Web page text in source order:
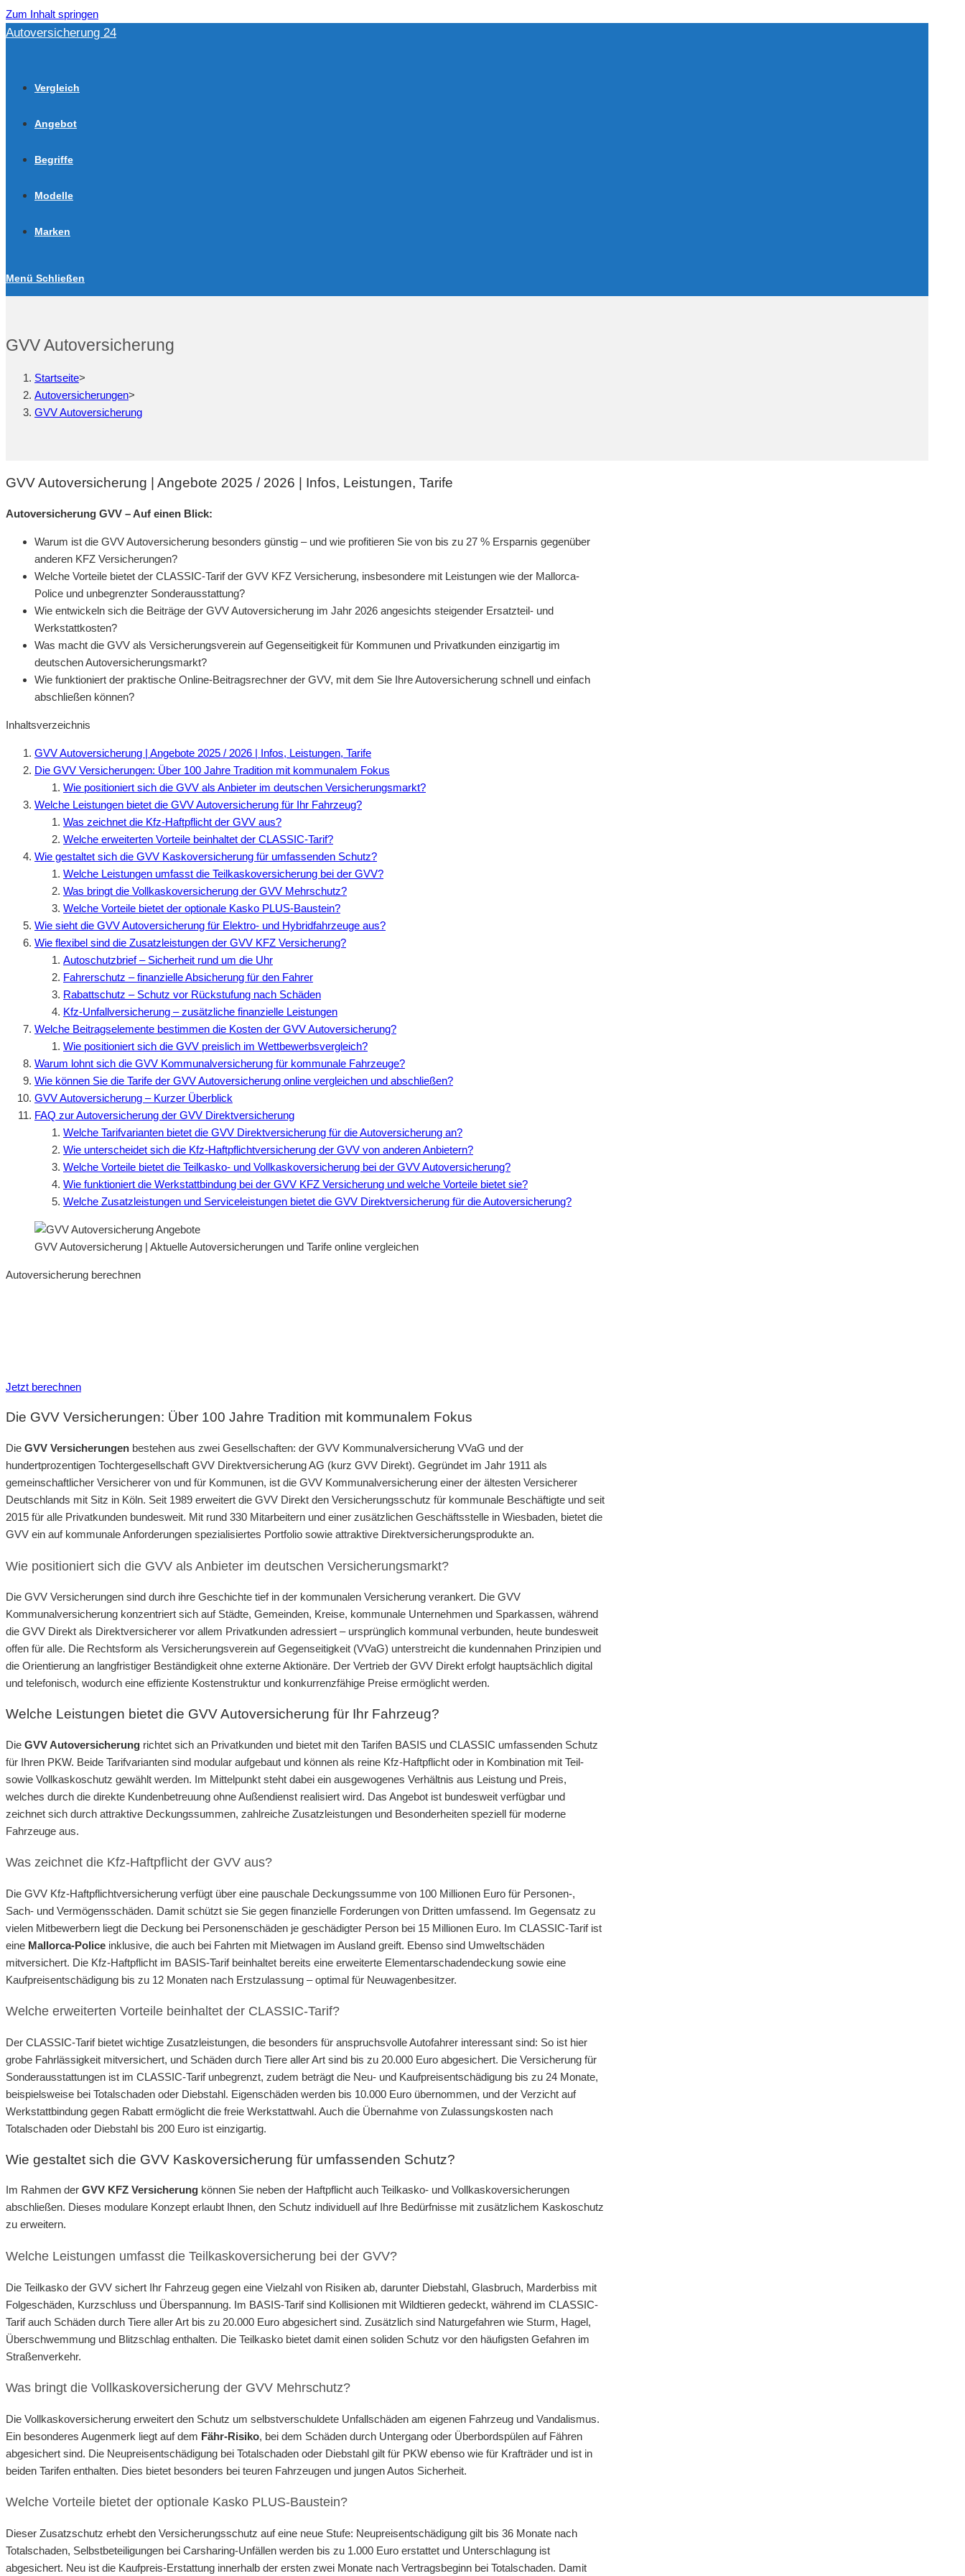
Zum Inhalt springen
Autoversicherung 24
Vergleich
Angebot
Begriffe
Modelle
Marken
Menü Schließen
GVV Autoversicherung
Startseite>
Autoversicherungen>
GVV Autoversicherung
GVV Autoversicherung | Angebote 2025 / 2026 | Infos, Leistungen, Tarife
Autoversicherung GVV – Auf einen Blick:
Warum ist die GVV Autoversicherung besonders günstig – und wie profitieren Sie von bis zu 27 % Ersparnis gegenüber
anderen KFZ Versicherungen?
Welche Vorteile bietet der CLASSIC-Tarif der GVV KFZ Versicherung, insbesondere mit Leistungen wie der Mallorca-
Police und unbegrenzter Sonderausstattung?
Wie entwickeln sich die Beiträge der GVV Autoversicherung im Jahr 2026 angesichts steigender Ersatzteil- und
Werkstattkosten?
Was macht die GVV als Versicherungsverein auf Gegenseitigkeit für Kommunen und Privatkunden einzigartig im
deutschen Autoversicherungsmarkt?
Wie funktioniert der praktische Online-Beitragsrechner der GVV, mit dem Sie Ihre Autoversicherung schnell und einfach
abschließen können?
Inhaltsverzeichnis
GVV Autoversicherung | Angebote 2025 / 2026 | Infos, Leistungen, Tarife
Die GVV Versicherungen: Über 100 Jahre Tradition mit kommunalem Fokus
Wie positioniert sich die GVV als Anbieter im deutschen Versicherungsmarkt?
Welche Leistungen bietet die GVV Autoversicherung für Ihr Fahrzeug?
Was zeichnet die Kfz-Haftpflicht der GVV aus?
Welche erweiterten Vorteile beinhaltet der CLASSIC-Tarif?
Wie gestaltet sich die GVV Kaskoversicherung für umfassenden Schutz?
Welche Leistungen umfasst die Teilkaskoversicherung bei der GVV?
Was bringt die Vollkaskoversicherung der GVV Mehrschutz?
Welche Vorteile bietet der optionale Kasko PLUS-Baustein?
Wie sieht die GVV Autoversicherung für Elektro- und Hybridfahrzeuge aus?
Wie flexibel sind die Zusatzleistungen der GVV KFZ Versicherung?
Autoschutzbrief – Sicherheit rund um die Uhr
Fahrerschutz – finanzielle Absicherung für den Fahrer
Rabattschutz – Schutz vor Rückstufung nach Schäden
Kfz-Unfallversicherung – zusätzliche finanzielle Leistungen
Welche Beitragselemente bestimmen die Kosten der GVV Autoversicherung?
Wie positioniert sich die GVV preislich im Wettbewerbsvergleich?
Warum lohnt sich die GVV Kommunalversicherung für kommunale Fahrzeuge?
Wie können Sie die Tarife der GVV Autoversicherung online vergleichen und abschließen?
GVV Autoversicherung – Kurzer Überblick
FAQ zur Autoversicherung der GVV Direktversicherung
Welche Tarifvarianten bietet die GVV Direktversicherung für die Autoversicherung an?
Wie unterscheidet sich die Kfz-Haftpflichtversicherung der GVV von anderen Anbietern?
Welche Vorteile bietet die Teilkasko- und Vollkaskoversicherung bei der GVV Autoversicherung?
Wie funktioniert die Werkstattbindung bei der GVV KFZ Versicherung und welche Vorteile bietet sie?
Welche Zusatzleistungen und Serviceleistungen bietet die GVV Direktversicherung für die Autoversicherung?
GVV Autoversicherung | Aktuelle Autoversicherungen und Tarife online vergleichen
Autoversicherung berechnen
Jetzt berechnen
Die GVV Versicherungen: Über 100 Jahre Tradition mit kommunalem Fokus
Die GVV Versicherungen bestehen aus zwei Gesellschaften: der GVV Kommunalversicherung VVaG und der
hundertprozentigen Tochtergesellschaft GVV Direktversicherung AG (kurz GVV Direkt). Gegründet im Jahr 1911 als
gemeinschaftlicher Versicherer von und für Kommunen, ist die GVV Kommunalversicherung einer der ältesten Versicherer
Deutschlands mit Sitz in Köln. Seit 1989 erweitert die GVV Direkt den Versicherungsschutz für kommunale Beschäftigte und seit
2015 für alle Privatkunden bundesweit. Mit rund 330 Mitarbeitern und einer zusätzlichen Geschäftsstelle in Wiesbaden, bietet die
GVV ein auf kommunale Anforderungen spezialisiertes Portfolio sowie attraktive Direktversicherungsprodukte an.
Wie positioniert sich die GVV als Anbieter im deutschen Versicherungsmarkt?
Die GVV Versicherungen sind durch ihre Geschichte tief in der kommunalen Versicherung verankert. Die GVV
Kommunalversicherung konzentriert sich auf Städte, Gemeinden, Kreise, kommunale Unternehmen und Sparkassen, während
die GVV Direkt als Direktversicherer vor allem Privatkunden adressiert – ursprünglich kommunal verbunden, heute bundesweit
offen für alle. Die Rechtsform als Versicherungsverein auf Gegenseitigkeit (VVaG) unterstreicht die kundennahen Prinzipien und
die Orientierung an langfristiger Beständigkeit ohne externe Aktionäre. Der Vertrieb der GVV Direkt erfolgt hauptsächlich digital
und telefonisch, wodurch eine effiziente Kostenstruktur und konkurrenzfähige Preise ermöglicht werden.
Welche Leistungen bietet die GVV Autoversicherung für Ihr Fahrzeug?
Die GVV Autoversicherung richtet sich an Privatkunden und bietet mit den Tarifen BASIS und CLASSIC umfassenden Schutz
für Ihren PKW. Beide Tarifvarianten sind modular aufgebaut und können als reine Kfz-Haftpflicht oder in Kombination mit Teil-
sowie Vollkaskoschutz gewählt werden. Im Mittelpunkt steht dabei ein ausgewogenes Verhältnis aus Leistung und Preis,
welches durch die direkte Kundenbetreuung ohne Außendienst realisiert wird. Das Angebot ist bundesweit verfügbar und
zeichnet sich durch attraktive Deckungssummen, zahlreiche Zusatzleistungen und Besonderheiten speziell für moderne
Fahrzeuge aus.
Was zeichnet die Kfz-Haftpflicht der GVV aus?
Die GVV Kfz-Haftpflichtversicherung verfügt über eine pauschale Deckungssumme von 100 Millionen Euro für Personen-,
Sach- und Vermögensschäden. Damit schützt sie Sie gegen finanzielle Forderungen von Dritten umfassend. Im Gegensatz zu
vielen Mitbewerbern liegt die Deckung bei Personenschäden je geschädigter Person bei 15 Millionen Euro. Im CLASSIC-Tarif ist
eine Mallorca-Police inklusive, die auch bei Fahrten mit Mietwagen im Ausland greift. Ebenso sind Umweltschäden
mitversichert. Die Kfz-Haftpflicht im BASIS-Tarif beinhaltet bereits eine erweiterte Elementarschadendeckung sowie eine
Kaufpreisentschädigung bis zu 12 Monaten nach Erstzulassung – optimal für Neuwagenbesitzer.
Welche erweiterten Vorteile beinhaltet der CLASSIC-Tarif?
Der CLASSIC-Tarif bietet wichtige Zusatzleistungen, die besonders für anspruchsvolle Autofahrer interessant sind: So ist hier
grobe Fahrlässigkeit mitversichert, und Schäden durch Tiere aller Art sind bis zu 20.000 Euro abgesichert. Die Versicherung für
Sonderausstattungen ist im CLASSIC-Tarif unbegrenzt, zudem beträgt die Neu- und Kaufpreisentschädigung bis zu 24 Monate,
beispielsweise bei Totalschaden oder Diebstahl. Eigenschäden werden bis 10.000 Euro übernommen, und der Verzicht auf
Werkstattbindung gegen Rabatt ermöglicht die freie Werkstattwahl. Auch die Übernahme von Zulassungskosten nach
Totalschaden oder Diebstahl bis 200 Euro ist einzigartig.
Wie gestaltet sich die GVV Kaskoversicherung für umfassenden Schutz?
Im Rahmen der GVV KFZ Versicherung können Sie neben der Haftpflicht auch Teilkasko- und Vollkaskoversicherungen
abschließen. Dieses modulare Konzept erlaubt Ihnen, den Schutz individuell auf Ihre Bedürfnisse mit zusätzlichem Kaskoschutz
zu erweitern.
Welche Leistungen umfasst die Teilkaskoversicherung bei der GVV?
Die Teilkasko der GVV sichert Ihr Fahrzeug gegen eine Vielzahl von Risiken ab, darunter Diebstahl, Glasbruch, Marderbiss mit
Folgeschäden, Kurzschluss und Überspannung. Im BASIS-Tarif sind Kollisionen mit Wildtieren gedeckt, während im CLASSIC-
Tarif auch Schäden durch Tiere aller Art bis zu 20.000 Euro abgesichert sind. Zusätzlich sind Naturgefahren wie Sturm, Hagel,
Überschwemmung und Blitzschlag enthalten. Die Teilkasko bietet damit einen soliden Schutz vor den häufigsten Gefahren im
Straßenverkehr.
Was bringt die Vollkaskoversicherung der GVV Mehrschutz?
Die Vollkaskoversicherung erweitert den Schutz um selbstverschuldete Unfallschäden am eigenen Fahrzeug und Vandalismus.
Ein besonderes Augenmerk liegt auf dem Fähr-Risiko, bei dem Schäden durch Untergang oder Überbordspülen auf Fähren
abgesichert sind. Die Neupreisentschädigung bei Totalschaden oder Diebstahl gilt für PKW ebenso wie für Krafträder und ist in
beiden Tarifen enthalten. Dies bietet besonders bei teuren Fahrzeugen und jungen Autos Sicherheit.
Welche Vorteile bietet der optionale Kasko PLUS-Baustein?
Dieser Zusatzschutz erhebt den Versicherungsschutz auf eine neue Stufe: Neupreisentschädigung gilt bis 36 Monate nach
Totalschaden, Selbstbeteiligungen bei Carsharing-Unfällen werden bis zu 1.000 Euro erstattet und Unterschlagung ist
abgesichert. Neu ist die Kaufpreis-Erstattung innerhalb der ersten zwei Monate nach Vertragsbeginn bei Totalschaden. Damit